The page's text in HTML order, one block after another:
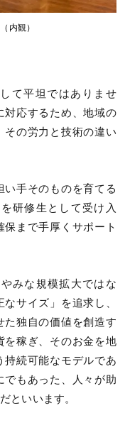
内観）
て平坦ではありませ
対応するため、地域の
その労力と技術の違い
手そのものを育てる
研修生として受け入
まで手厚くサポート
みな規模拡大ではな
サイズ」を追求し、
た独自の価値を創造す
を稼ぎ、そのお金を地
持続可能なモデルであ
でもあった、人々が助
といいます。